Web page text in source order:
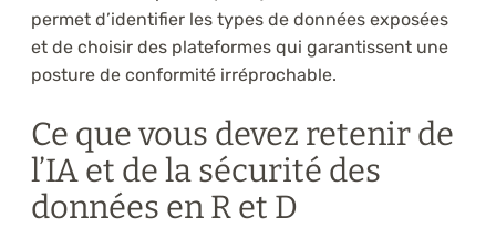
permet d’identifier les types de données exposées
et de choisir des plateformes qui garantissent une
posture de conformité irréprochable.
Ce que vous devez retenir de
l’IA et de la sécurité des
données en R et D